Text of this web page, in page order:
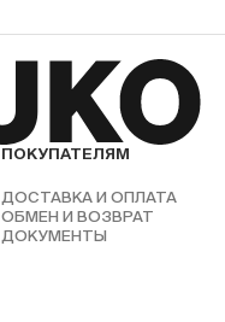
ПОКУПАТЕЛЯМ
ДОСТАВКА И ОПЛАТА
ОБМЕН И ВОЗВРАТ
ДОКУМЕНТЫ